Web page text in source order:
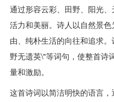
通过形容云彩、田野、阳光
活力和美丽。诗人以自然景
由、纯朴生活的向往和追求
野无遗英\"等词句，使整首诗
量和激励。
这首诗词以简洁明快的语言